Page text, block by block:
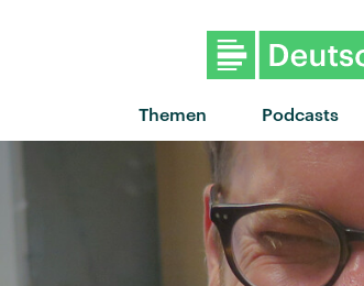
Themen Podcasts